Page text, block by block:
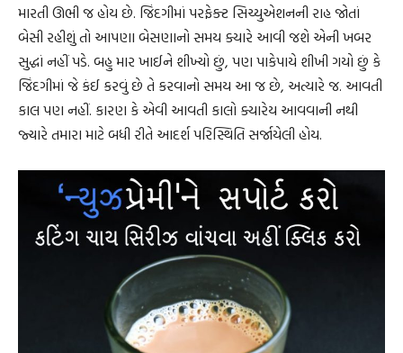
મારતી ઊભી જ હોય છે. જિંદગીમાં પરફેક્ટ સિચ્યુએશનની રાહ જોતાં
બેસી રહીશું તો આપણા બેસણાનો સમય ક્યારે આવી જશે એની ખબર
સુદ્ધાં નહીં પડે. બહુ માર ખાઈને શીખ્યો છું, પણ પાકેપાયે શીખી ગયો છું કે
જિંદગીમાં જે કંઈ કરવું છે તે કરવાનો સમય આ જ છે, અત્યારે જ. આવતી
કાલ પણ નહીં. કારણ કે એવી આવતી કાલો ક્યારેય આવવાની નથી
જ્યારે તમારા માટે બધી રીતે આદર્શ પરિસ્થિતિ સર્જાયેલી હોય.